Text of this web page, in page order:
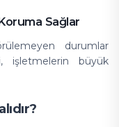
Sağlar
durumlar
işletmelerin büyük